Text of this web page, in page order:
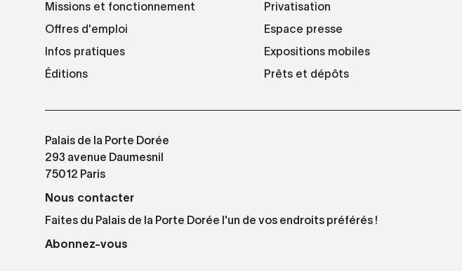
Missions et fonctionnement
Offres d'emploi
Infos pratiques
Éditions
Privatisation
Espace presse
Expositions mobiles
Prêts et dépôts
Palais de la Porte Dorée
293 avenue Daumesnil
75012 Paris
Nous contacter
Faites du Palais de la Porte Dorée l'un de vos endroits préférés !
Abonnez-vous